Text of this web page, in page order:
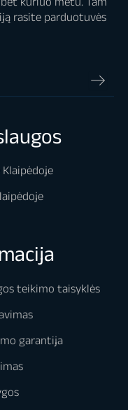
rasite parduotuvės
teikimo taisyklės
garantija